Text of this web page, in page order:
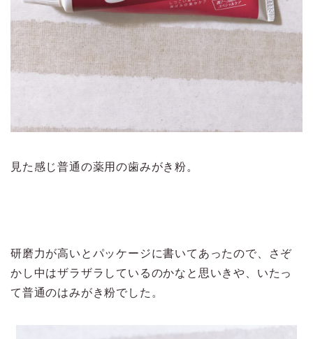
見た感じ普通の薬用の歯みがき粉。
研磨力が高いとパッケージに書いてあったので、さぞ
かし中はザラザラしているのかなと思いきや、いたっ
て普通のはみがき粉でした。